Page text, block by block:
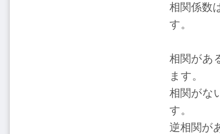
相関係数
す。
相関があ
ます。
相関がな
す。
逆相関が